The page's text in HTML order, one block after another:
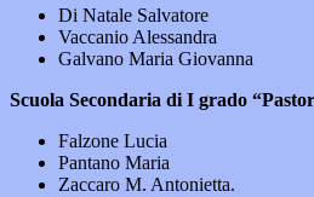
Di Natale Salvatore
Vaccanio Alessandra
Galvano Maria Giovanna
Scuola Secondaria di I grado
Falzone Lucia
Pantano Maria
Zaccaro M. Antonietta.